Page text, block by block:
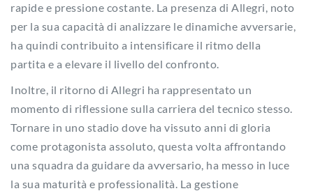
rapide e pressione costante. La presenza di Allegri, noto
per la sua capacità di analizzare le dinamiche avversarie,
ha quindi contribuito a intensificare il ritmo della
partita e a elevare il livello del confronto.
Inoltre, il ritorno di Allegri ha rappresentato un
momento di riflessione sulla carriera del tecnico stesso.
Tornare in uno stadio dove ha vissuto anni di gloria
come protagonista assoluto, questa volta affrontando
una squadra da guidare da avversario, ha messo in luce
la sua maturità e professionalità. La gestione